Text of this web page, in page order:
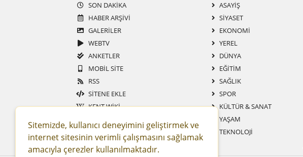
SON DAKIKA
HABER ARŞIVI
GALERİLER
WEBTV
ANKETLER
MOBIL SITE
RSS
SITENE EKLE
KENT WIKI
ASAYIŞ
SIYASET
EKONOMI
YEREL
DÜNYA
EĞITIM
SAĞLIK
SPOR
KÜLTÜR & SANAT
YAŞAM
TEKNOLOJI
Sitemizde, kullanıcı deneyimini geliştirmek ve
internet sitesinin verimli çalışmasını sağlamak
amacıyla çerezler kullanılmaktadır.